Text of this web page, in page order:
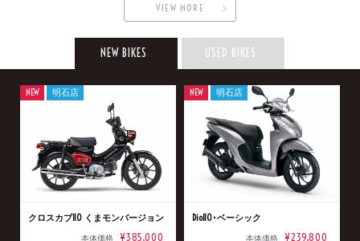
VIEW MORE
NEW BIKES USED BIKES
クロスカブ110 くまモンバージョン
本体価格 ¥385,000
NEW 明石店
Dio110･ベーシック
本体価格 ¥239,800
NEW 明石店